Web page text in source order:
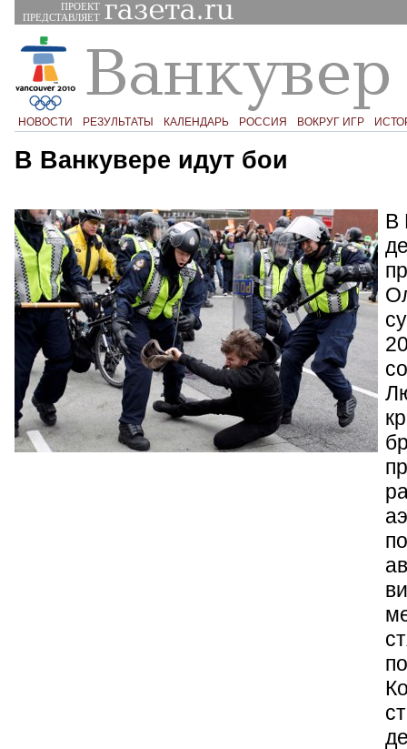
ПРОЕКТ
ПРЕДСТАВЛЯЕТ
НОВОСТИ РЕЗУЛЬТАТЫ КАЛЕНДАРЬ РОССИЯ ВОКРУГ ИГР
В Ванкувере идут бои
В